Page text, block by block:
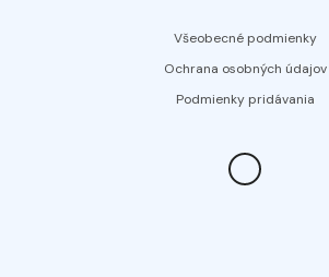
Všeobecné podmienky
Ochrana osobných údajov
Podmienky pridávania